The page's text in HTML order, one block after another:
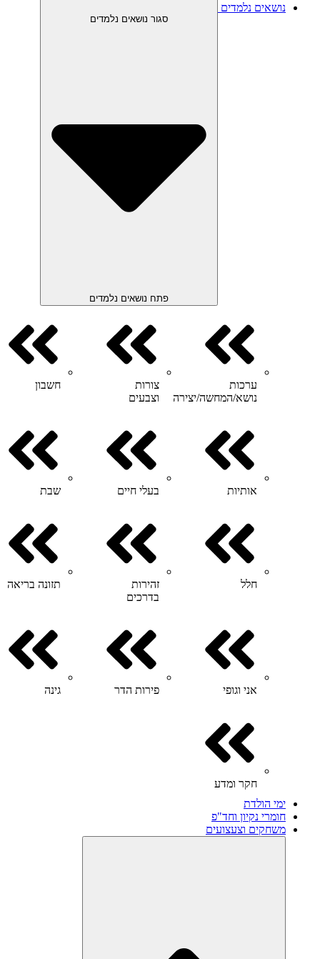
נושאים נלמדים
סגור נושאים נלמדים
פתח נושאים נלמדים
ערכות
נושא/המחשה/יצירה
צורות
וצבעים
חשבון
אותיות בעלי חיים שבת
חלל
זהירות
בדרכים
תזונה בריאה
אני וגופי פירות הדר גינה
חקר ומדע
ימי הולדת
חומרי נקיון וחד"פ
משחקים וצעצועים